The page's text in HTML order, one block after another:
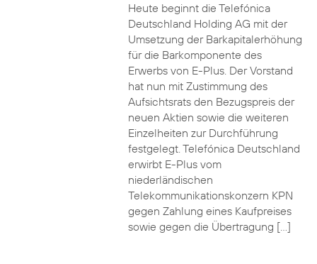
Heute beginnt die Telefónica
Deutschland Holding AG mit der
Umsetzung der Barkapitalerhöhung
für die Barkomponente des
Erwerbs von E-Plus. Der Vorstand
hat nun mit Zustimmung des
Aufsichtsrats den Bezugspreis der
neuen Aktien sowie die weiteren
Einzelheiten zur Durchführung
festgelegt. Telefónica Deutschland
erwirbt E-Plus vom
niederländischen
Telekommunikationskonzern KPN
gegen Zahlung eines Kaufpreises
sowie gegen die Übertragung […]